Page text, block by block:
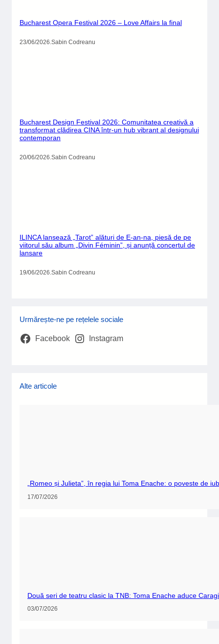
Bucharest Opera Festival 2026 – Love Affairs la final
23/06/2026.Sabin Codreanu
Bucharest Design Festival 2026: Comunitatea creativă a
transformat clădirea CINA într-un hub vibrant al designului
contemporan
20/06/2026.Sabin Codreanu
ILINCA lansează „Tarot” alături de E-an-na, piesă de pe
viitorul său album „Divin Féminin”, și anunță concertul de
lansare
19/06/2026 Sabin Codreanu
Urmărește-ne pe rețelele sociale
Facebook Instagram
Alte articole
„Romeo și Julieta”, în regia lui Toma Enache: o poveste de
17/07/2026
Două seri de teatru clasic la TNB: Toma Enache aduce
03/07/2026